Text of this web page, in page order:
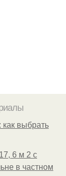
как выбрать
6 м 2 с
в частном